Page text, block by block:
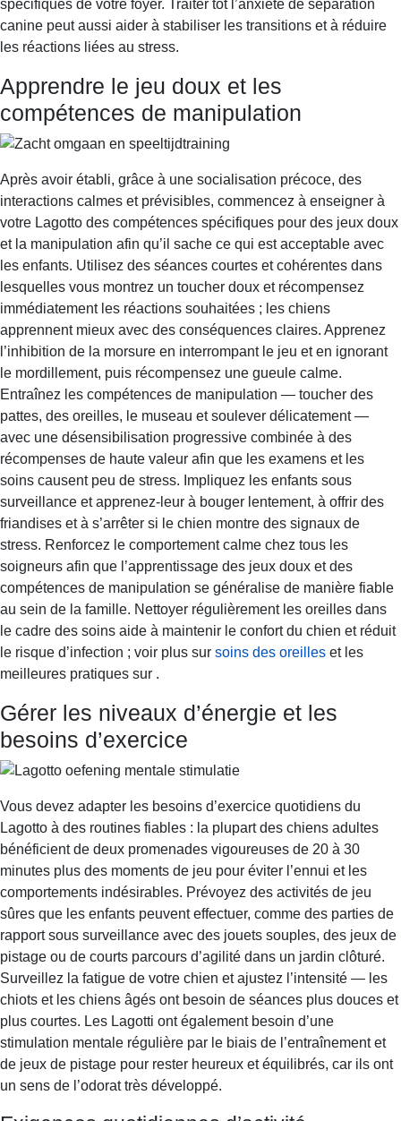
spécifiques de votre foyer. Traiter tôt l’anxiété de séparation
canine peut aussi aider à stabiliser les transitions et à réduire
les réactions liées au stress.
Apprendre le jeu doux et les
compétences de manipulation
Après avoir établi, grâce à une socialisation précoce, des
interactions calmes et prévisibles, commencez à enseigner à
votre Lagotto des compétences spécifiques pour des jeux doux
et la manipulation afin qu’il sache ce qui est acceptable avec
les enfants. Utilisez des séances courtes et cohérentes dans
lesquelles vous montrez un toucher doux et récompensez
immédiatement les réactions souhaitées ; les chiens
apprennent mieux avec des conséquences claires. Apprenez
l’inhibition de la morsure en interrompant le jeu et en ignorant
le mordillement, puis récompensez une gueule calme.
Entraînez les compétences de manipulation — toucher des
pattes, des oreilles, le museau et soulever délicatement —
avec une désensibilisation progressive combinée à des
récompenses de haute valeur afin que les examens et les
soins causent peu de stress. Impliquez les enfants sous
surveillance et apprenez-leur à bouger lentement, à offrir des
friandises et à s’arrêter si le chien montre des signaux de
stress. Renforcez le comportement calme chez tous les
soigneurs afin que l’apprentissage des jeux doux et des
compétences de manipulation se généralise de manière fiable
au sein de la famille. Nettoyer régulièrement les oreilles dans
le cadre des soins aide à maintenir le confort du chien et réduit
le risque d’infection ; voir plus sur soins des oreilles et les
meilleures pratiques sur .
Gérer les niveaux d’énergie et les
besoins d’exercice
Vous devez adapter les besoins d’exercice quotidiens du
Lagotto à des routines fiables : la plupart des chiens adultes
bénéficient de deux promenades vigoureuses de 20 à 30
minutes plus des moments de jeu pour éviter l’ennui et les
comportements indésirables. Prévoyez des activités de jeu
sûres que les enfants peuvent effectuer, comme des parties de
rapport sous surveillance avec des jouets souples, des jeux de
pistage ou de courts parcours d’agilité dans un jardin clôturé.
Surveillez la fatigue de votre chien et ajustez l’intensité — les
chiots et les chiens âgés ont besoin de séances plus douces et
plus courtes. Les Lagotti ont également besoin d’une
stimulation mentale régulière par le biais de l’entraînement et
de jeux de pistage pour rester heureux et équilibrés, car ils ont
un sens de l’odorat très développé.